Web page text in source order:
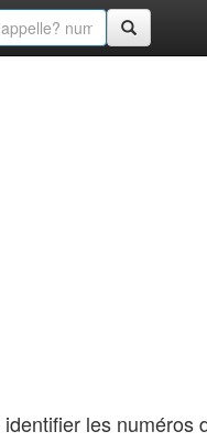
les numéros